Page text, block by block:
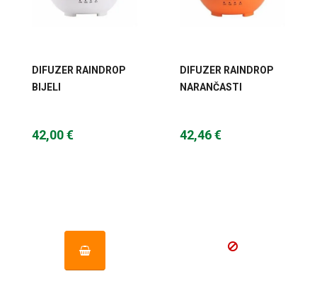
DIFUZER RAINDROP
BIJELI
42,00 €
DIFUZER RAINDROP
NARANČASTI
42,46 €